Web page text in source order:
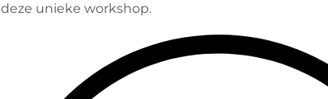
deze unieke workshop.